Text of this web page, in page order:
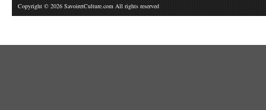
Copyright © 2026 SavoiretCulture.com All rights reserved